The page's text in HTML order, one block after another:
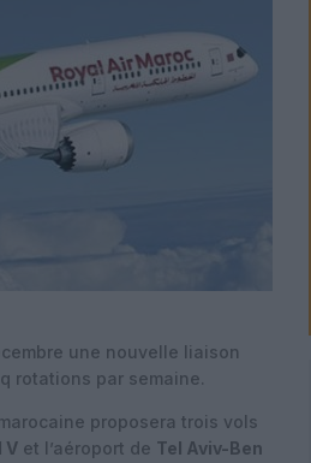
une nouvelle liaison
rotations par semaine.
proposera trois vols
V et l’aéroport de Tel Aviv-Ben